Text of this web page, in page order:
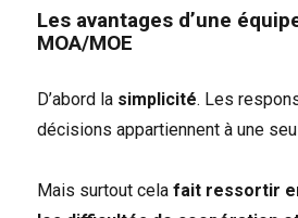
Les avantages d’une
MOA/MOE
D’abord la simplicité. Les
décisions appartiennent à une
Mais surtout celafait ressortir